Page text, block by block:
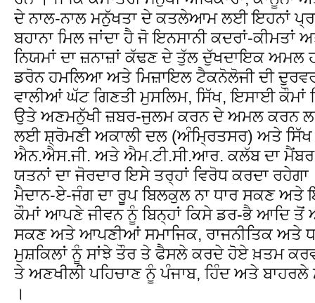
ਦੇ ਨਾਲ-ਨਾਲ ਮਨੁੱਖਤਾ ਦੇ ਕਤਲੇਆਮ ਲਈ ਇਹਨਾਂ
ਬਹਾਨਾ ਮਿਲ ਜਾਂਦਾ ਹੈ ਜੋ ਇਨਸਾਨੀ ਕਦਰਾਂ-ਕੀਮਤਾਂ
ਨਿਯਮਾਂ ਦਾ ਜ਼ਨਾਜ਼ਾਂ ਕੱਢਣ ਦੇ ਤੁੱਲ ਦੁੱਖਦਾਇਕ ਅਮਲ
ਡਰੋਨ ਹਮਲਿਆ ਅਤੇ ਮਿਜ਼ਾਇਲ ਟੈਕਨੋਲੋਜੀ ਦੀ
ਵਾਲੀਆਂ ਘੱਟ ਗਿਣਤੀ ਮੁਸਲਿਮ, ਸਿੱਖ, ਇਸਾਈ ਕੌਮਾਂ
ਉਤੇ ਅਣਮਨੁੱਖੀ ਜ਼ਬਰ-ਜੁਲਮ ਕਰਨ ਦੇ ਅਮਲ ਕਰਨ
ਲਈ ਸ਼੍ਰੋਮਣੀ ਅਕਾਲੀ ਦਲ (ਅੰਮ੍ਰਿਤਸਰ) ਅਤੇ ਸਿੱਖ
ਐਨ.ਐਸ.ਜੀ. ਅਤੇ ਐਮ.ਟੀ.ਸੀ.ਆਰ. ਕਲੱਬ ਦਾ
ਯਤਨਾਂ ਦਾ ਜੋਰਦਾਰ ਇਸੇ ਤਰ੍ਹਾਂ ਵਿਰੋਧ ਕਰਦਾ
ਮੈਦਾਨ-ਏ-ਜੰਗ ਦਾ ਰੂਪ ਬਿਲਕੁਲ ਨਾ ਧਾਰ ਸਕਣ ਅਤੇ
ਕੌਮਾਂ ਆਪਣੇ ਜੀਵਨ ਨੂੰ ਬਿਨ੍ਹਾਂ ਕਿਸੇ ਡਰ-ਭੈ ਆਦਿ
ਸਕਣ ਅਤੇ ਆਪਣੀਆਂ ਸਮਾਜਿਕ, ਰਾਜਨੀਤਿਕ ਅਤੇ
ਮੁਸ਼ਕਿਲਾਂ ਨੂੰ ਸਾਂਝੇ ਤੌਰ ਤੇ ਫੈਸਲੇ ਕਰਦੇ ਹੋਏ ਖ਼ਤਮ
ਤੇ ਅਣਖੀਲੀ ਪਹਿਚਾਣ ਨੂੰ ਪੰਜਾਬ, ਹਿੰਦ ਅਤੇ
।